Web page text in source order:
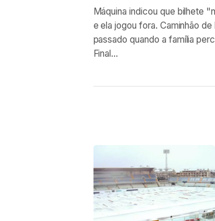
Máquina indicou que bilhete
e ela jogou fora. Caminhão de
passado quando a família
Final...